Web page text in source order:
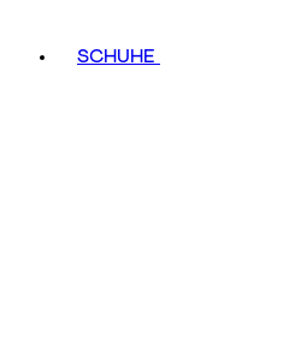
SCHUHE